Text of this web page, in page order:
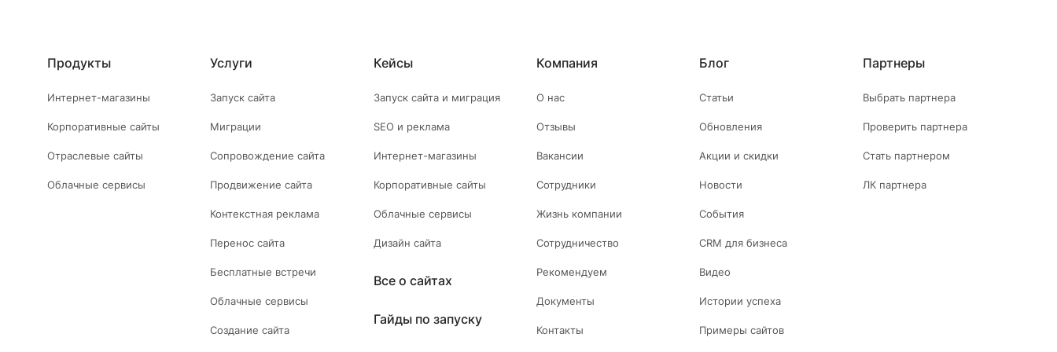
Продукты
Интернет-магазины
Корпоративные сайты
Отраслевые сайты
Облачные сервисы
Услуги
Запуск сайта
Миграции
Сопровождение сайта
Продвижение сайта
Контекстная реклама
Перенос сайта
Бесплатные встречи
Облачные сервисы
Создание сайта
Кейсы
Запуск сайта и миграция
SEO и реклама
Интернет-магазины
Корпоративные сайты
Облачные сервисы
Дизайн сайта
Все о сайтах
Гайды по запуску
Компания
О нас
Отзывы
Вакансии
Сотрудники
Жизнь компании
Сотрудничество
Рекомендуем
Документы
Контакты
Блог
Статьи
Обновления
Акции и скидки
Новости
События
CRM для бизнеса
Видео
Истории успеха
Примеры сайтов
Партнеры
Выбрать партнера
Проверить партнера
Стать партнером
ЛК партнера